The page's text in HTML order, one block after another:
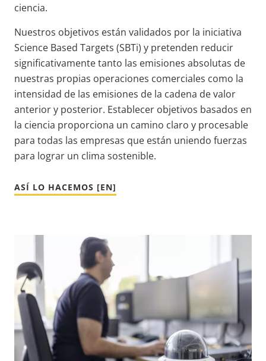
ciencia.
Nuestros objetivos están validados por la iniciativa
Science Based Targets (SBTi) y pretenden reducir
significativamente tanto las emisiones absolutas de
nuestras propias operaciones comerciales como la
intensidad de las emisiones de la cadena de valor
anterior y posterior. Establecer objetivos basados en
la ciencia proporciona un camino claro y procesable
para todas las empresas que están uniendo fuerzas
para lograr un clima sostenible.
ASÍ LO HACEMOS [EN]